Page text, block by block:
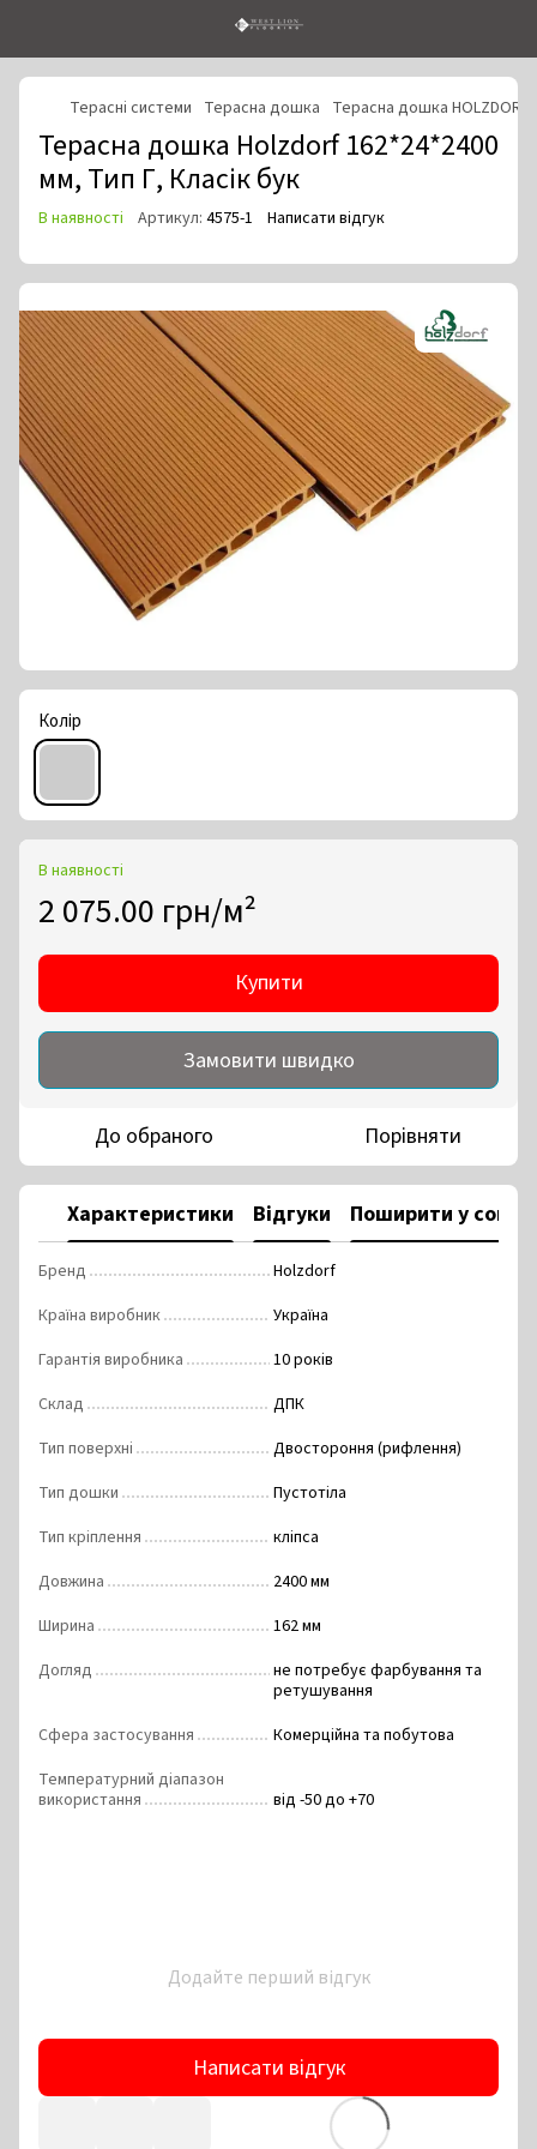
Терасні системи Терасна дошка Терасна дошка HOLZDORF
Терасна дошка Holzdorf 162*24*2400
мм, Тип Г, Класік бук
В наявності Артикул: 4575-1 Написати відгук
Колір
В наявності
2 075.00 грн/м²
Купити
Замовити швидко
До обраного Порівняти
Характеристики Відгуки Поширити у
Бренд
Holzdorf
Країна виробник
Україна
Гарантія виробника
10 років
Склад
ДПК
Тип поверхні
Двостороння (рифлення)
Тип дошки
Пустотіла
Тип кріплення
кліпса
Довжина
2400 мм
Ширина
162 мм
Догляд
не потребує фарбування та
ретушування
Сфера застосування
Комерційна та побутова
Температурний діапазон
використання
від -50 до +70
Додайте перший відгук
Написати відгук